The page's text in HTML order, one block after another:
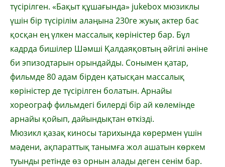
түсірілген. «Бақыт құшағында» jukebox мюзиклы
үшін бір түсірілім алаңына 230ге жуық актер бас
қосқан ең үлкен массалық көріністер бар. Бұл
кадрда бишілер Шәмші Қалдаяқовтың әйгілі әніне
би эпизодтарын орындайды. Сонымен қатар,
фильмде 80 адам бірден қатысқан массалық
көріністер де түсірілген болатын. Арнайы
хореограф фильмдегі билерді бір ай көлемінде
арнайы қойып, дайындықтан өткізді.
Мюзикл қазақ киносы тарихында көрермен үшін
мәдени, ақпараттық танымға жол ашатын көркем
туынды ретінде өз орнын алады деген сенім бар.